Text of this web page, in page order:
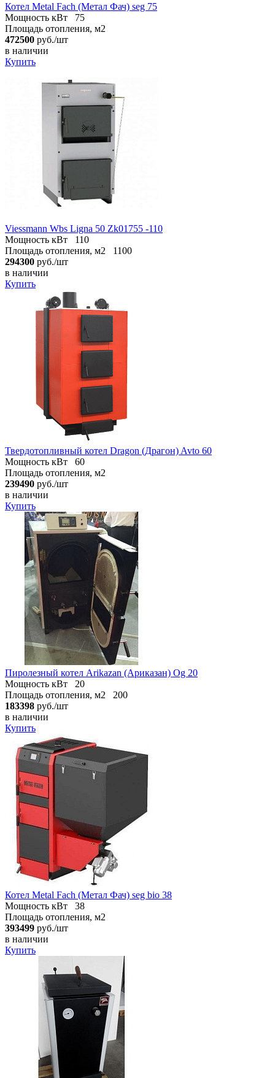
Котел Metal Fach (Метал Фач) seg 75
Мощность кВт
75
Площадь отопления, м2
472500 руб./шт
в наличии
Купить
Viessmann Wbs Ligna 50 Zk01755 -110
Мощность кВт
110
Площадь отопления, м2
1100
294300 руб./шт
в наличии
Купить
Твердотопливный котел Dragon (Драгон) Avto 60
Мощность кВт
60
Площадь отопления, м2
239490 руб./шт
в наличии
Купить
Пиролезный котел Arikazan (Ариказан) Og 20
Мощность кВт
20
Площадь отопления, м2
200
183398 руб./шт
в наличии
Купить
Котел Metal Fach (Метал Фач) seg bio 38
Мощность кВт
38
Площадь отопления, м2
393499 руб./шт
в наличии
Купить